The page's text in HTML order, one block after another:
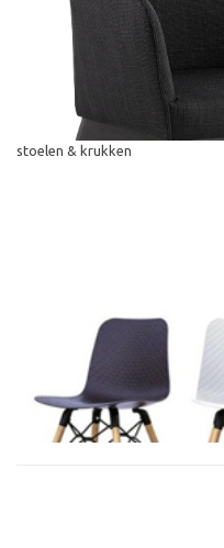
stoelen & krukken